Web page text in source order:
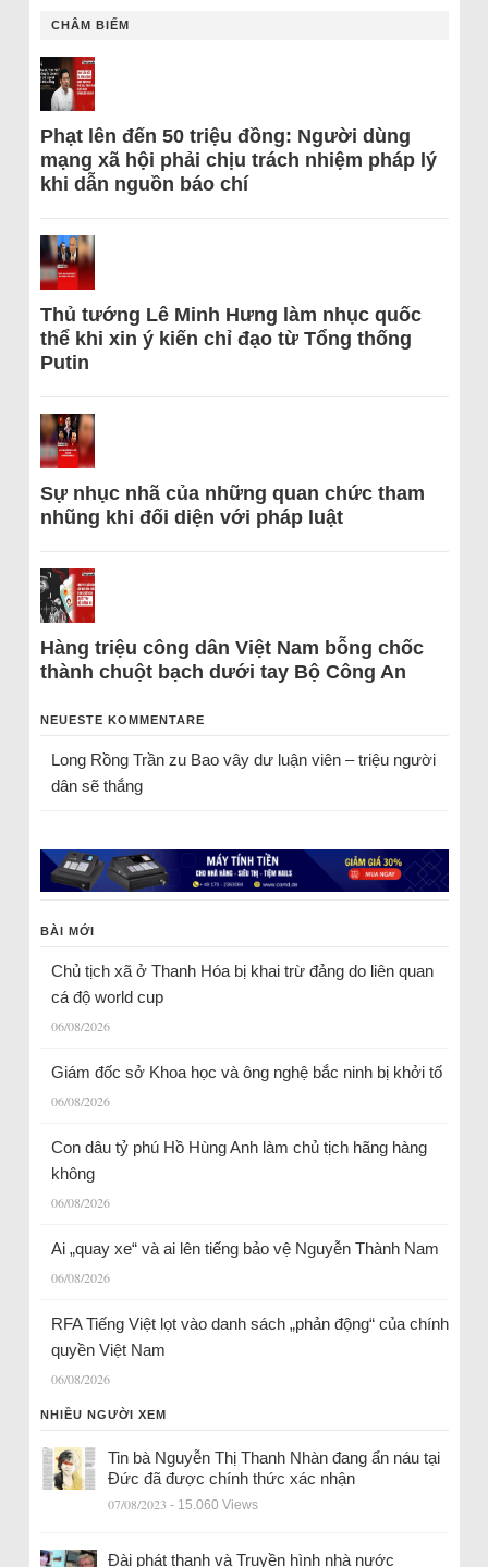
CHÂM BIẾM
Phạt lên đến 50 triệu đồng: Người dùng
mạng xã hội phải chịu trách nhiệm pháp lý
khi dẫn nguồn báo chí
Thủ tướng Lê Minh Hưng làm nhục quốc
thể khi xin ý kiến chỉ đạo từ Tổng thống
Putin
Sự nhục nhã của những quan chức tham
nhũng khi đối diện với pháp luật
Hàng triệu công dân Việt Nam bỗng chốc
thành chuột bạch dưới tay Bộ Công An
NEUESTE KOMMENTARE
Long Rồng Trầnzu Bao vây dư luận viên – triệu người
dân sẽ thắng
BÀI MỚI
Chủ tịch xã ở Thanh Hóa bị khai trừ đảng do liên quan
cá độ world cup
06/08/2026
Giám đốc sở Khoa học và ông nghệ bắc ninh bị khởi tố
06/08/2026
Con dâu tỷ phú Hồ Hùng Anh làm chủ tịch hãng hàng
không
06/08/2026
Ai „quay xe“ và ai lên tiếng bảo vệ Nguyễn Thành Nam
06/08/2026
RFA Tiếng Việt lọt vào danh sách „phản động“ của chính
quyền Việt Nam
06/08/2026
NHIỀU NGƯỜI XEM
Tin bà Nguyễn Thị Thanh Nhàn đang ẩn náu tại
Đức đã được chính thức xác nhận
07/08/2023 - 15.060 Views
Đài phát thanh và Truyền hình nhà nước